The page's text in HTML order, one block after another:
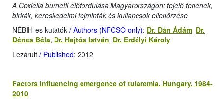
A Coxiella burnetii előfordulása Magyarországon: tejelő tehenek,
birkák, kereskedelmi tejminták és kullancsok ellenőrzése
NÉBIH-es kutatók / Authors (NFCSO only): Dr. Dán Ádám, Dr.
Dénes Béla, Dr. Hajtós István, Dr. Erdélyi Károly
Lezárult / Published: 2012
Factors influencing emergence of tularemia, Hungary, 1984-
2010